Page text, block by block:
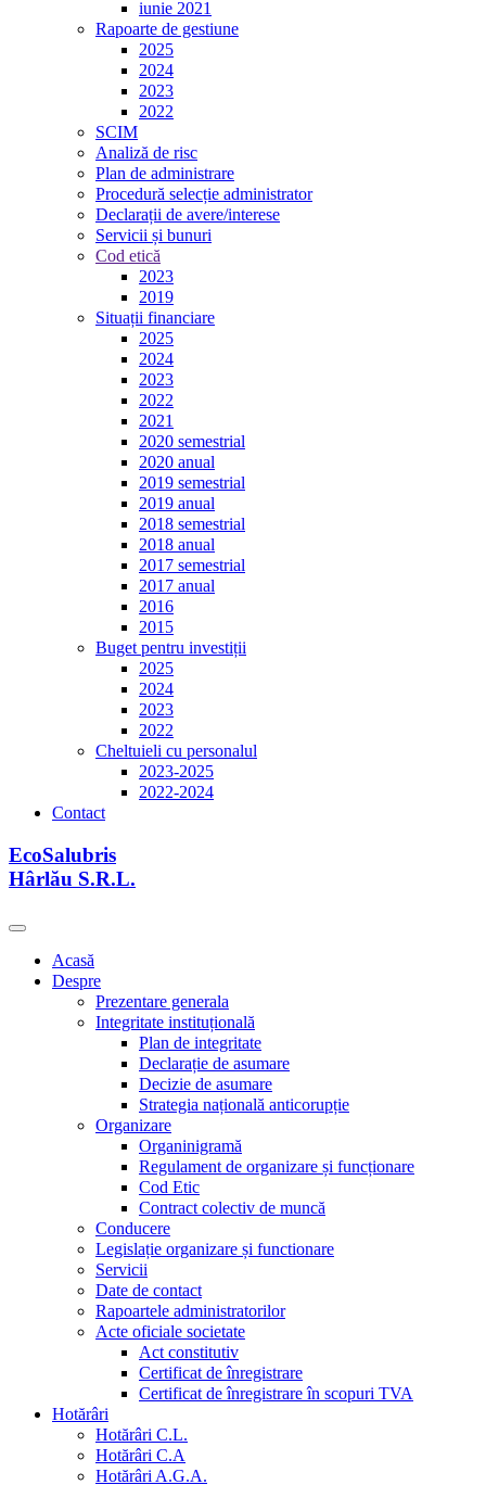
iunie 2021
Rapoarte de gestiune
2025
2024
2023
2022
SCIM
Analiză de risc
Plan de administrare
Procedură selecție administrator
Declarații de avere/interese
Servicii și bunuri
Cod etică
2023
2019
Situații financiare
2025
2024
2023
2022
2021
2020 semestrial
2020 anual
2019 semestrial
2019 anual
2018 semestrial
2018 anual
2017 semestrial
2017 anual
2016
2015
Buget pentru investiții
2025
2024
2023
2022
Cheltuieli cu personalul
2023-2025
2022-2024
Contact
EcoSalubris
Hârlău S.R.L.
Acasă
Despre
Prezentare generala
Integritate instituțională
Plan de integritate
Declarație de asumare
Decizie de asumare
Strategia națională anticorupție
Organizare
Organinigramă
Regulament de organizare și funcționare
Cod Etic
Contract colectiv de muncă
Conducere
Legislație organizare și functionare
Servicii
Date de contact
Rapoartele administratorilor
Acte oficiale societate
Act constitutiv
Certificat de înregistrare
Certificat de înregistrare în scopuri TVA
Hotărâri
Hotărâri C.L.
Hotărâri C.A
Hotărâri A.G.A.